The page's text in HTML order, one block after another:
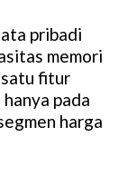
pribadi
memori
satu fitur
pada
harga